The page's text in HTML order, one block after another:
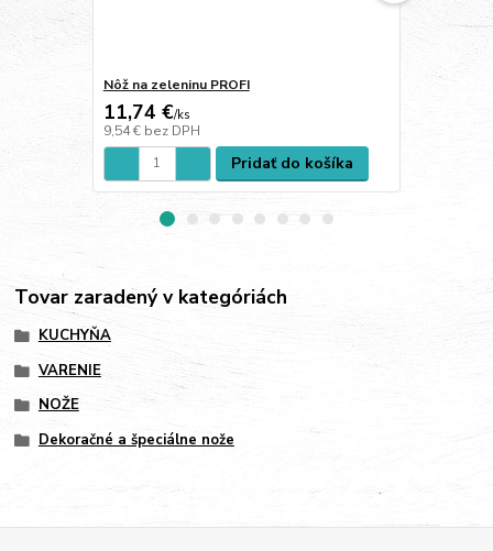
Nôž na zeleninu PROFI
11,74 €/ks
9,54 € bez DPH
Pridať do košíka
Tovar zaradený v kategóriách
KUCHYŇA
VARENIE
NOŽE
Dekoračné a špeciálne nože